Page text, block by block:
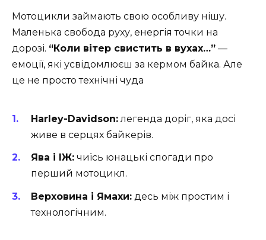
Мотоцикли займають свою особливу нішу.
Маленька свобода руху, енергія точки на
дорозі. “Коли вітер свистить в вухах…” —
емоції, які усвідомлюєш за кермом байка. Але
це не просто технічні чуда
Harley-Davidson:легенда доріг, яка досі
живе в серцях байкерів.
Ява і ІЖ: чиїсь юнацькі спогади про
перший мотоцикл.
Верховина і Ямахи: десь між простим і
технологічним.